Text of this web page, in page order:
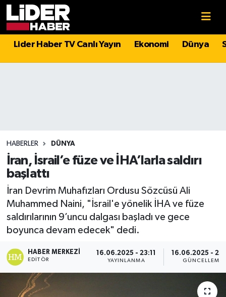
Lider Haber TV Canlı Yayın Ekonomi Dünya
HABERLER DÜNYA
İran, İsrail’e füze ve İHA’larla saldırı
başlattı
İran Devrim Muhafızları Ordusu Sözcüsü Ali
Muhammed Naini, "İsrail'e yönelik İHA ve füze
saldırılarının 9’uncu dalgası başladı ve gece
boyunca devam edecek" dedi.
HABER MERKEZI
EDITÖR
16.06.2025 - 23:11
YAYINLANMA
16.06.2025 -
GÜNCELLEME
Politika
Magazin
Spor
Sağlık
Teknoloji
Hava Durumu
Süper Lig Puan Durumu ve Fikstür
Tüm Manşetler
Son Dakika Haberleri
Haber Arşivi